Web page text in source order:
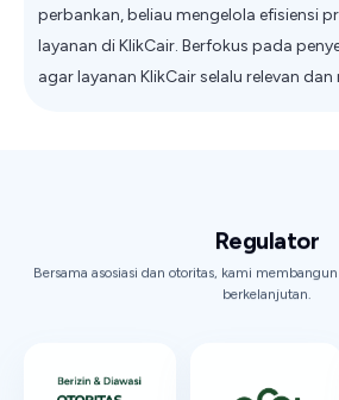
perbankan, beliau mengelola efisiensi
layanan di KlikCair. Berfokus pada
agar layanan KlikCair selalu relevan
Regulator
Bersama asosiasi dan otoritas, kami
berkelanjutan.